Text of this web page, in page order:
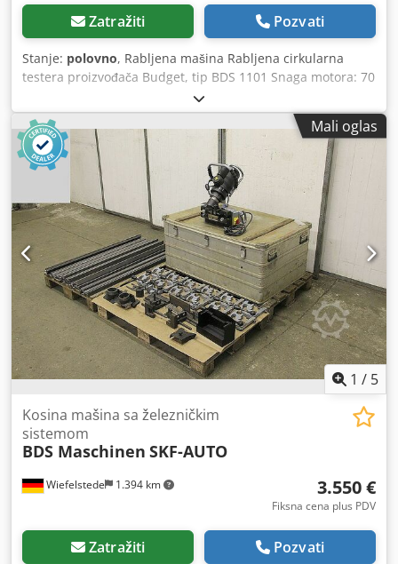
Zatražiti Pozvati
Stanje: polovno, Rabljena mašina Rabljena cirkularna
testera proizvođača Budget, tip BDS 1101 Snaga motora: 70
vati Brzina motora: 1440 obrtaja u minuti Dostupnost: u
kratkom roku Lokacija: Zolingен Dedpfozk Nv Hox Ap Hskr
Mali oglas
1 / 5
Wiefelstede 1.394 km
Kosina mašina sa železničkim
sistemom
BDS Maschinen SKF-AUTO
3.550 €
Fiksna cena plus PDV
Zatražiti Pozvati